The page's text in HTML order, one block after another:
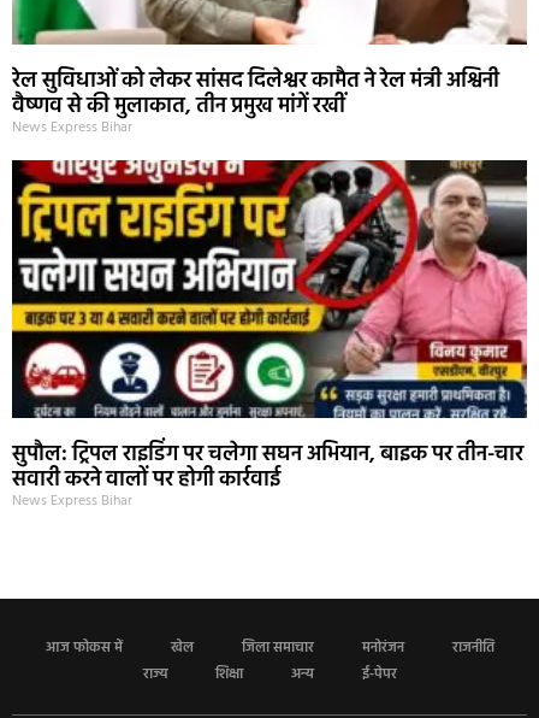
रेल सुविधाओं को लेकर सांसद दिलेश्वर कामैत ने रेल मंत्री अश्विनी
वैष्णव से की मुलाकात, तीन प्रमुख मांगें रखीं
News Express Bihar
सुपौल: ट्रिपल राइडिंग पर चलेगा सघन अभियान, बाइक पर तीन-चार
सवारी करने वालों पर होगी कार्रवाई
News Express Bihar
आज फोकस में खेल जिला समाचार मनोरंजन
राजनीति
राज्य
शिक्षा अन्य ई-पेपर